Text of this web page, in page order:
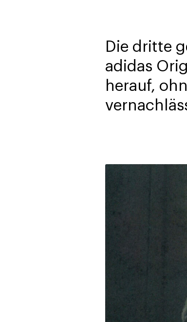
Die dritte
adidas
herauf,